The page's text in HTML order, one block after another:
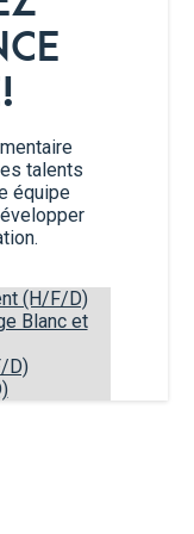
talents
équipe
(H/F/D)
Blanc et
D)
chez Luxlait
nous
Luxembourg
lactés
végétales
Tetra Pak